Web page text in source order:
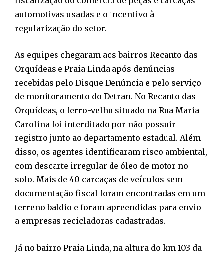
automotivas usadas e o incentivo à
regularização do setor.
As equipes chegaram aos bairros Recanto das
Orquídeas e Praia Linda após denúncias
recebidas pelo Disque Denúncia e pelo serviço
de monitoramento do Detran. No Recanto das
Orquídeas, o ferro-velho situado na Rua Maria
Carolina foi interditado por não possuir
registro junto ao departamento estadual. Além
disso, os agentes identificaram risco ambiental,
com descarte irregular de óleo de motor no
solo. Mais de 40 carcaças de veículos sem
documentação fiscal foram encontradas em um
terreno baldio e foram apreendidas para envio
a empresas recicladoras cadastradas.
Já no bairro Praia Linda, na altura do km 103 da